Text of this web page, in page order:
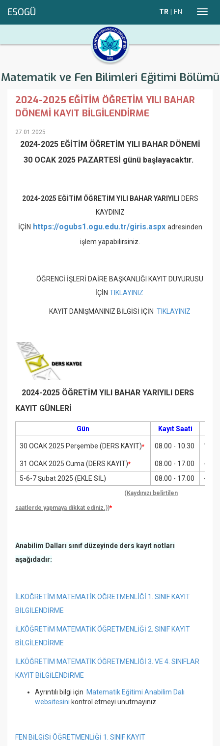
ESOGÜ TR | EN
Matematik ve Fen Bilimleri Eğitimi Bölümü
2024-2025 EĞİTİM ÖĞRETİM YILI BAHAR
DÖNEMİ KAYIT BİLGİLENDİRME
27.01.2025
2024-2025 EĞİTİM ÖĞRETİM YILI BAHAR DÖNEMİ
30 OCAK 2025 PAZARTESİ günü başlayacaktır.
2024-2025 EĞİTİM ÖĞRETİM YILI BAHAR YARIYILI DERS
KAYDINIZ
İÇİN https://ogubs1.ogu.edu.tr/giris.aspx adresinden
işlem yapabilirsiniz.
ÖĞRENCİ İŞLERİ DAİRE BAŞKANLIĞI KAYIT DUYURUSU
İÇİN TIKLAYINIZ
KAYIT DANIŞMANINIZ BİLGİSİ İÇİN TIKLAYINIZ
2024-2025 ÖĞRETİM YILI BAHAR YARIYILI DERS
KAYIT GÜNLERİ
Gün Kayıt Saati
30 OCAK 2025 Perşembe (DERS KAYIT)* 08.00 - 10.30
31 OCAK 2025 Cuma (DERS KAYIT)* 08.00 - 17.00
-
5-6-7 Şubat 2025 (EKLE SİL)
08.00 - 17.00 -
( Kaydınızı belirtilen
saatlerde yapmaya dikkat ediniz.))*
Anabilim Dalları sınıf düzeyinde ders kayıt notları
aşağıdadır:
İLKÖĞRETİM MATEMATİK ÖĞRETMENLİĞİ 1. SINIF KAYIT
BİLGİLENDİRME
İLKÖĞRETİM MATEMATİK ÖĞRETMENLİĞİ 2. SINIF KAYIT
BİLGİLENDİRME
İLKÖĞRETİM MATEMATİK ÖĞRETMENLİĞİ 3. VE 4. SINIFLAR
KAYIT BİLGİLENDİRME
Ayrıntılı bilgi için Matematik Eğitimi Anabilim Dalı
websitesini kontrol etmeyi unutmayınız.
FEN BİLGİSİ ÖĞRETMENLİĞİ 1. SINIF KAYIT